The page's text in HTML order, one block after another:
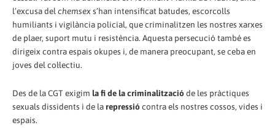
l’excusa del chemsexs’han intensificat batudes, escorcolls
humiliants i vigilància policial, que criminalitzen les nostres xarxes
de plaer, suport mutu i resistència. Aquesta persecució també es
dirigeix contra espais okupes i, de manera preocupant, se ceba en
joves del col·lectiu.
Des de la CGT exigim la fi de la criminalitzacióde les pràctiques
sexuals dissidents i de larepressiócontra els nostres cossos, vides i
espais.